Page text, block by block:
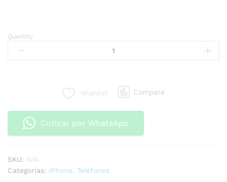
Quantity:
Wishlist Compare
Cotizar por WhatsApp
SKU: N/A
Categorías: iPhone Teléfonos